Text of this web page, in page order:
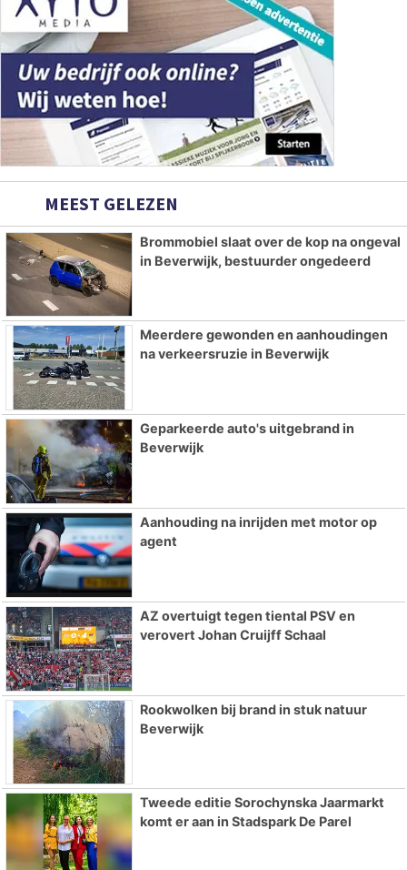
MEEST GELEZEN
Brommobiel slaat over de kop na ongeval
in Beverwijk, bestuurder ongedeerd
Meerdere gewonden en aanhoudingen
na verkeersruzie in Beverwijk
Geparkeerde auto's uitgebrand in
Beverwijk
Aanhouding na inrijden met motor op
agent
AZ overtuigt tegen tiental PSV en
verovert Johan Cruijff Schaal
Rookwolken bij brand in stuk natuur
Beverwijk
Tweede editie Sorochynska Jaarmarkt
komt er aan in Stadspark De Parel